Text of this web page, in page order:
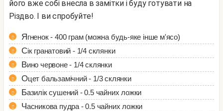
його вже собі внесла в замітки і буду готувати на
Різдво. І ви спробуйте!
Ягненок - 400 грам (можна будь-яке інше м'ясо)
Сік гранатовий - 1/4 склянки
Вино червоне - 1/4 склянки
Оцет бальзамічний - 1/3 склянки
Базилік сушений - 0.5 чайних ложки
Часникова пудра - 0.5 чайних ложки